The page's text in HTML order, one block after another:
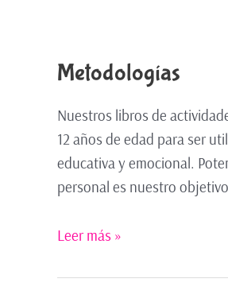
Metodologías
Nuestros libros de
12 años de edad para ser
educativa y emocional.
personal es nuestro
Leer más »